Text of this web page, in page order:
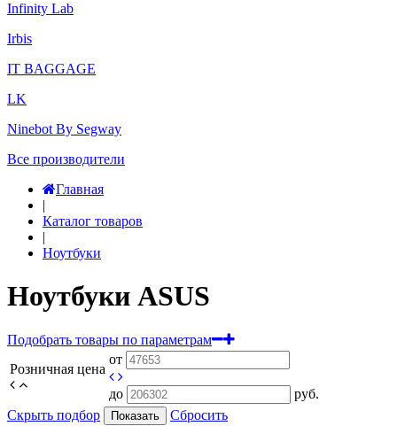
Infinity Lab
Irbis
IT BAGGAGE
LK
Ninebot By Segway
Все производители
Главная
|
Каталог товаров
|
Ноутбуки
Ноутбуки ASUS
Подобрать товары по параметрам
Розничная цена
от
до
руб.
Скрыть подбор
Показать
Сбросить